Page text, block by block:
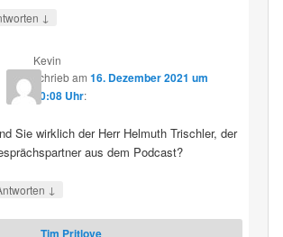
↓
Kevin
schriebam16. Dezember 2021 um
20:08 Uhr:
Sie wirklich der Herr Helmuth Trischler, der
aus dem Podcast?
↓
Tim Pritlove